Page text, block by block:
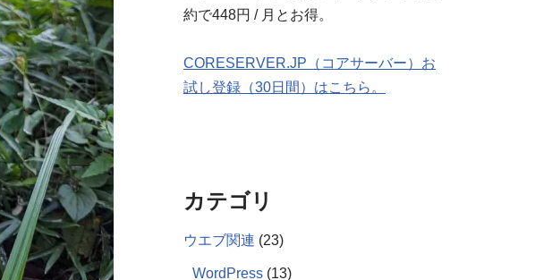
約で448円 / 月とお得。
CORESERVER.JP（コアサーバー）お
試し登録（30日間）はこちら。
カテゴリ
ウエブ関連 (23)
WordPress (13)